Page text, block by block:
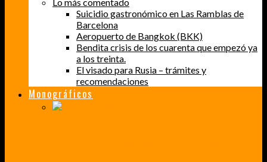
Suicidio gastronómico en Las Ramblas de
Barcelona
Aeropuerto de Bangkok (BKK)
Bendita crisis de los cuarenta que empezó ya
a los treinta.
El visado para Rusia – trámites y
recomendaciones
Monográficos